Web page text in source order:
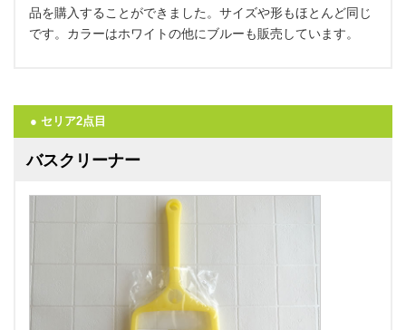
品を購入することができました。サイズや形もほとんど同じ
です。カラーはホワイトの他にブルーも販売しています。
● セリア2点目
バスクリーナー